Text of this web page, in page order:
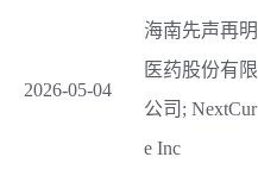
2026-05-04
海南先声再明
医药股份有限
公司; NextCur
e Inc